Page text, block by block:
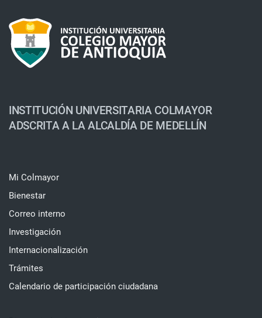
INSTITUCIÓN UNIVERSITARIA COLMAYOR
ADSCRITA A LA ALCALDÍA DE MEDELLÍN
Mi Colmayor
Bienestar
Correo interno
Investigación
Internacionalización
Trámites
Calendario de participación ciudadana